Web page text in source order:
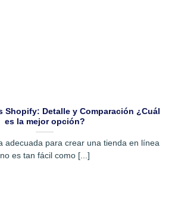
Shopify: Detalle y Comparación ¿Cuál
es la mejor opción?
adecuada para crear una tienda en línea
no es tan fácil como [...]